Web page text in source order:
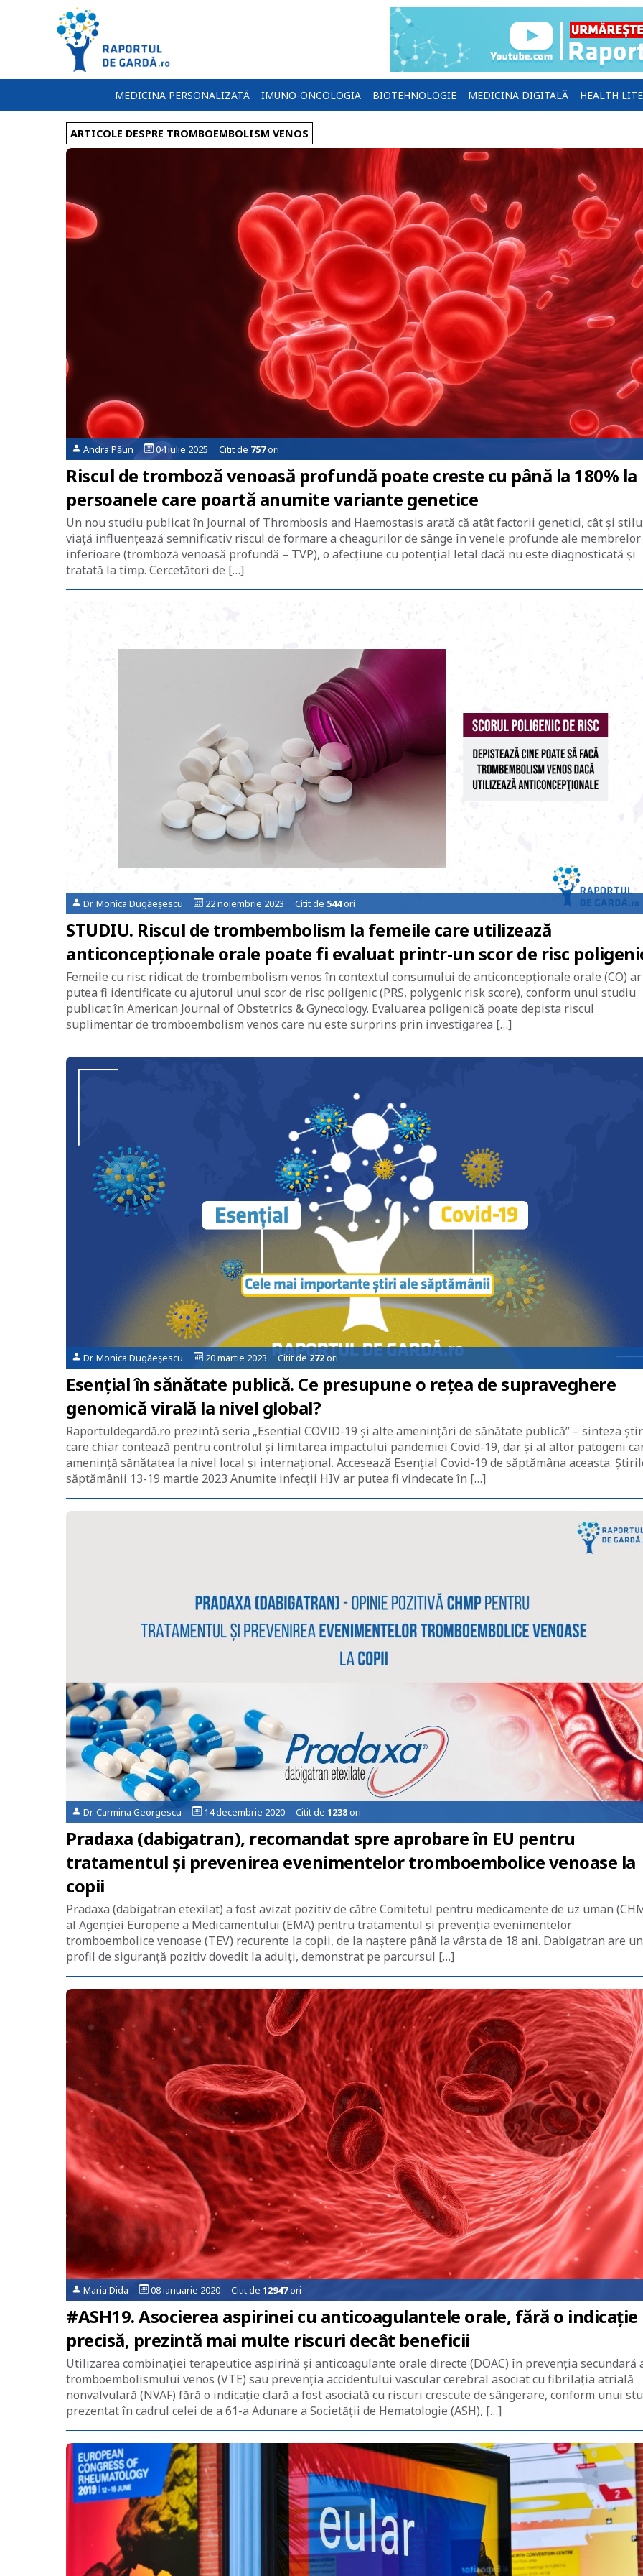
MEDICINA PERSONALIZATĂ IMUNO-ONCOLOGIA BIOTEHNOLOGIE MEDICINA DIGITALĂ HEALTH
ARTICOLE DESPRE TROMBOEMBOLISM VENOS
Andra Păun 04 iulie 2025 Citit de 757ori
Riscul de tromboză venoasă profundă poate creste cu până la 180% la
persoanele care poartă anumite variante genetice
Un nou studiu publicat în Journal of Thrombosis and Haemostasis arată că atât factorii genetici, cât și
viață influențează semnificativ riscul de formare a cheagurilor de sânge în venele profunde ale membrelor
inferioare (tromboză venoasă profundă – TVP), o afecțiune cu potențial letal dacă nu este diagnosticată și
tratată la timp. Cercetători de […]
Dr. Monica Dugăeșescu 22 noiembrie 2023 Citit de 544ori
STUDIU. Riscul de trombembolism la femeile care utilizează
anticoncepționale orale poate fi evaluat printr-un scor de risc
Femeile cu risc ridicat de trombembolism venos în contextul consumului de anticoncepționale orale (CO) ar
putea fi identificate cu ajutorul unui scor de risc poligenic (PRS, polygenic risk score), conform unui studiu
publicat în American Journal of Obstetrics & Gynecology. Evaluarea poligenică poate depista riscul
suplimentar de tromboembolism venos care nu este surprins prin investigarea […]
Dr. Monica Dugăeșescu 20 martie 2023 Citit de272ori
Esențial în sănătate publică. Ce presupune o reţea de supraveghere
genomică virală la nivel global?
Raportuldegardă.ro prezintă seria „Esențial COVID-19 și alte amenințări de sănătate publică” – sinteza
care chiar contează pentru controlul și limitarea impactului pandemiei Covid-19, dar și al altor patogeni
amenință sănătatea la nivel local și internațional. Accesează Esențial Covid-19 de săptămâna aceasta.
săptămânii 13-19 martie 2023 Anumite infecții HIV ar putea fi vindecate în […]
Dr. Carmina Georgescu 14 decembrie 2020 Citit de 1238ori
Pradaxa (dabigatran), recomandat spre aprobare în EU pentru
tratamentul și prevenirea evenimentelor tromboembolice venoase la
copii
Pradaxa (dabigatran etexilat) a fost avizat pozitiv de către Comitetul pentru medicamente de uz uman
al Agenției Europene a Medicamentului (EMA) pentru tratamentul și prevenția evenimentelor
tromboembolice venoase (TEV) recurente la copii, de la naștere până la vârsta de 18 ani. Dabigatran are un
profil de siguranță pozitiv dovedit la adulți, demonstrat pe parcursul […]
Maria Dida 08 ianuarie 2020 Citit de 12947ori
#ASH19. Asocierea aspirinei cu anticoagulantele orale, fără o indicație
precisă, prezintă mai multe riscuri decât beneficii
Utilizarea combinației terapeutice aspirină și anticoagulante orale directe (DOAC) în prevenția secundară
tromboembolismului venos (VTE) sau prevenția accidentului vascular cerebral asociat cu fibrilația atrială
nonvalvulară (NVAF) fără o indicație clară a fost asociată cu riscuri crescute de sângerare, conform unui
prezentat în cadrul celei de a 61-a Adunare a Societății de Hematologie (ASH), […]